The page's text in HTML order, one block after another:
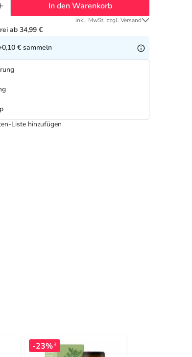
In den Warenkorb
inkl. MwSt. zzgl. Versand
ab 34,99 €
€ sammeln
Liste hinzufügen
-23%3